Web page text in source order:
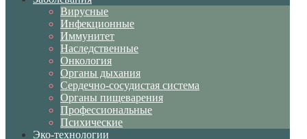
Вирусные
Инфекционные
Иммунитет
Наследственные
Онкология
Органы дыхания
Сердечно-сосудистая система
Органы пищеварения
Профессиональные
Психические
Эко-технологии